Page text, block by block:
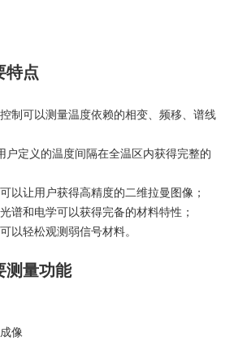
特点
制可以测量温度依赖的相变、频移、谱线
定义的温度间隔在全温区内获得完整的
以让用户获得高精度的二维拉曼图像；
谱和电学可以获得完备的材料特性；
以轻松观测弱信号材料。
测量功能
像